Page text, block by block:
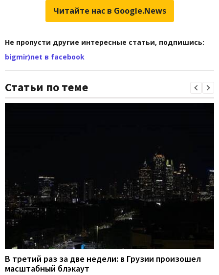
Читайте нас в Google.News
Не пропусти другие интересные статьи, подпишись:
bigmir)net в facebook
Статьи по теме
В третий раз за две недели: в Грузии произошел
масштабный блэкаут